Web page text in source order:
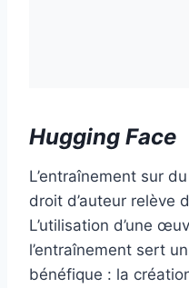
Hugging Face
L’entraînement sur
droit d’auteur relève
L’utilisation d’une
l’entraînement sert
bénéfique : la